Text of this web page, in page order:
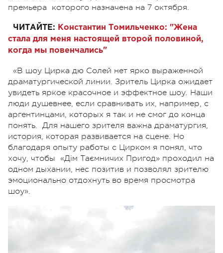
премьера которого назначена на 7 октября.
ЧИТАЙТЕ: Константин Томильченко: "Жена
стала для меня настоящей второй половиной,
когда мы повенчались"
«В шоу Цирка дю Солей нет ярко выраженной
драматургической линии. Зритель Цирка ожидает
увидеть яркое красочное и эффектное шоу. Наши
люди душевнее, если сравнивать их, например, с
аргентинцами, которых я так и не смог до конца
понять. Для нашего зрителя важна драматургия,
история, которая развивается на сцене. Но
благодаря опыту работы с Цирком я понял, что
хочу, чтобы «Дім Таємничих Пригод» проходил на
одном дыхании, нес позитив и позволял зрителю
эмоционально отдохнуть во время просмотра
шоу».